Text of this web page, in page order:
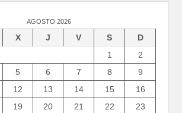
AGOSTO 2026
X J V S
D
1
2
5 6 7 8
9
12 13 14 15
16
19 20 21 22
23